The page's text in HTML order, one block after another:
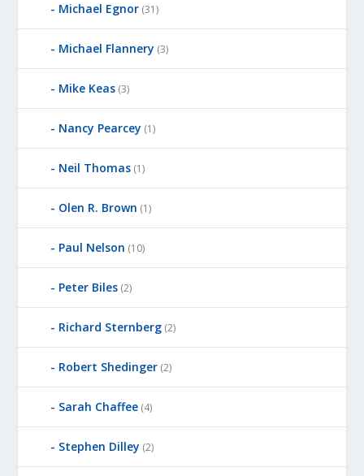
Michael Egnor (31)
Michael Flannery (3)
Mike Keas (3)
Nancy Pearcey (1)
Neil Thomas (1)
Olen R. Brown (1)
Paul Nelson (10)
Peter Biles (2)
Richard Sternberg (2)
Robert Shedinger (2)
Sarah Chaffee (4)
Stephen Dilley (2)